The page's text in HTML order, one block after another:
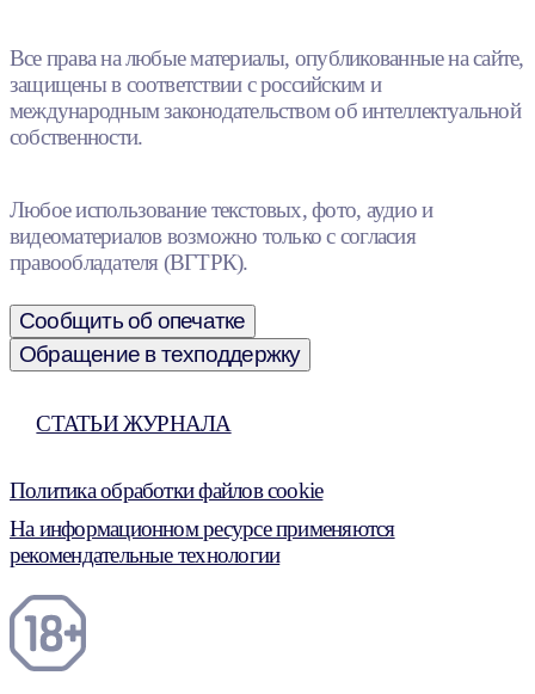
Все права на любые материалы, опубликованные на сайте,
защищены в соответствии с российским и
международным законодательством об интеллектуальной
собственности.
Любое использование текстовых, фото, аудио и
видеоматериалов возможно только с согласия
правообладателя (ВГТРК).
Сообщить об опечатке
Обращение в техподдержку
СТАТЬИ ЖУРНАЛА
Политика обработки файлов cookie
На информационном ресурсе применяются
рекомендательные технологии